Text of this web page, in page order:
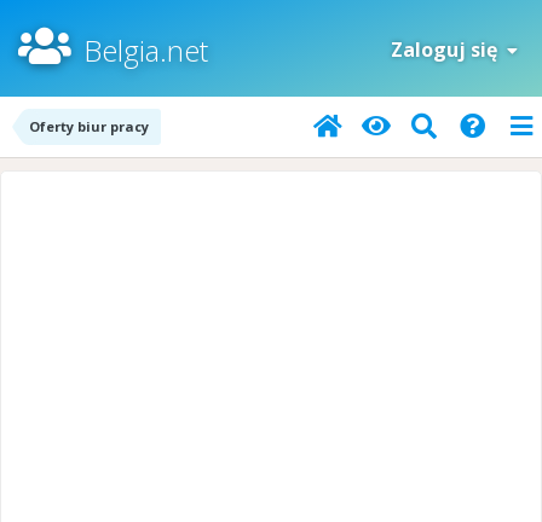
Belgia.net Zaloguj się
Oferty biur pracy